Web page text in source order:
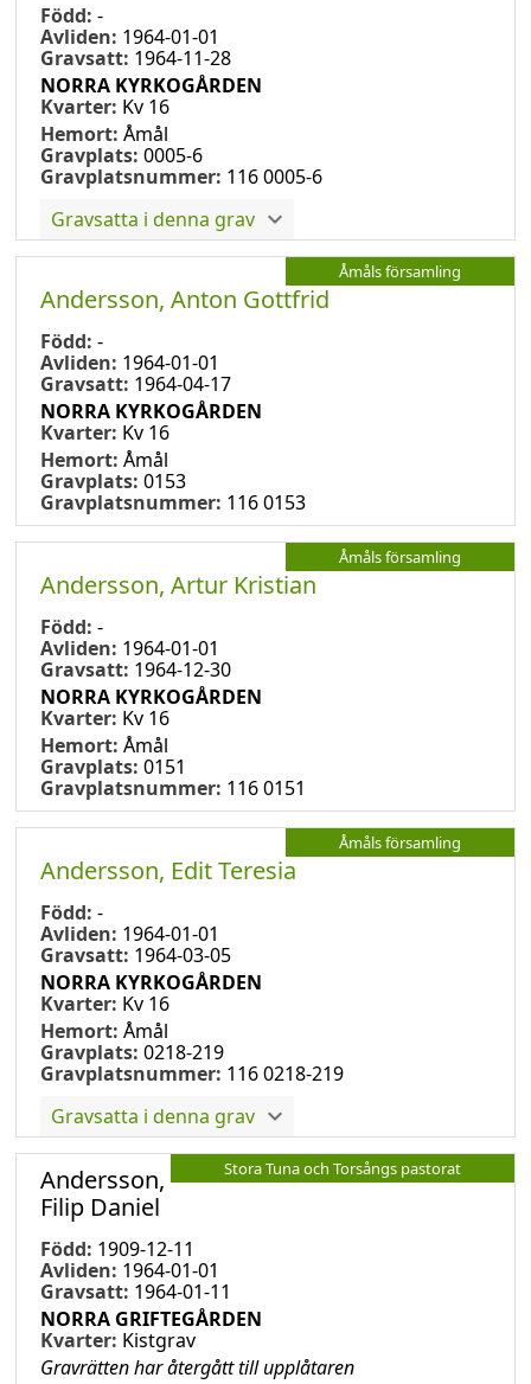
Född: -
Avliden: 1964-01-01
Gravsatt: 1964-11-28
NORRA KYRKOGÅRDEN
Kvarter: Kv 16
Hemort: Åmål
Gravplats: 0005-6
Gravplatsnummer: 116 0005-6
Gravsatta i denna grav
Åmåls församling
Andersson, Anton Gottfrid
Född: -
Avliden: 1964-01-01
Gravsatt: 1964-04-17
NORRA KYRKOGÅRDEN
Kvarter: Kv 16
Hemort: Åmål
Gravplats: 0153
Gravplatsnummer: 116 0153
Åmåls församling
Andersson, Artur Kristian
Född: -
Avliden: 1964-01-01
Gravsatt: 1964-12-30
NORRA KYRKOGÅRDEN
Kvarter: Kv 16
Hemort: Åmål
Gravplats: 0151
Gravplatsnummer: 116 0151
Åmåls församling
Andersson, Edit Teresia
Född: -
Avliden: 1964-01-01
Gravsatt: 1964-03-05
NORRA KYRKOGÅRDEN
Kvarter: Kv 16
Hemort: Åmål
Gravplats: 0218-219
Gravplatsnummer: 116 0218-219
Gravsatta i denna grav
Stora Tuna och Torsångs pastorat
Andersson,
Filip Daniel
Född: 1909-12-11
Avliden: 1964-01-01
Gravsatt: 1964-01-11
NORRA GRIFTEGÅRDEN
Kvarter: Kistgrav
Gravrätten har återgått till upplåtaren